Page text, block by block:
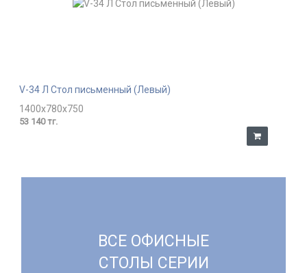
V-34 Л Стол письменный (Левый)
1400x780x750
53 140 тг.
ВСЕ ОФИСНЫЕ
СТОЛЫ СЕРИИ